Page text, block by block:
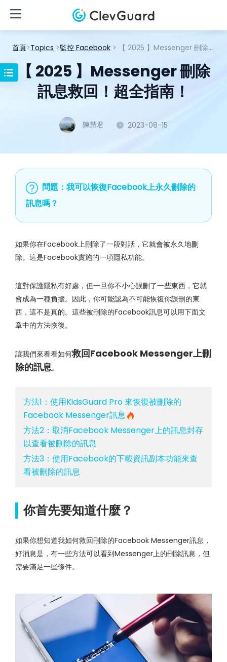
首頁>Topics >監控 Facebook > 【 2025 】Messenger 刪除訊息救回！超全指南！
【 2025 】Messenger 刪除
訊息救回！超全指南！
陳慧君 2023-08-15
問題：我可以恢復Facebook上永久刪除的
訊息嗎？
如果你在Facebook上刪除了一段對話，它就會被永久地刪
除。這是Facebook實施的一項隱私功能。
這對保護隱私有好處，但一旦你不小心誤刪了一些東西，它就
會成為一種負擔。因此，你可能認為不可能恢復你誤刪的東
西，這不是真的。這些被刪除的Facebook訊息可以用下面文
章中的方法恢復。
讓我們來看看如何救回Facebook Messenger上刪
除的訊息。
方法1：使用KidsGuard Pro 來恢復被刪除的
Facebook Messenger訊息
方法2：取消Facebook Messenger上的訊息封存
以查看被刪除的訊息
方法3：使用Facebook的下載資訊副本功能來查
看被刪除的訊息
你首先要知道什麼？
如果你想知道我如何救回刪除的Facebook Messenger訊息，
好消息是，有一些方法可以看到Messenger上的刪除訊息，但
需要滿足一些條件。